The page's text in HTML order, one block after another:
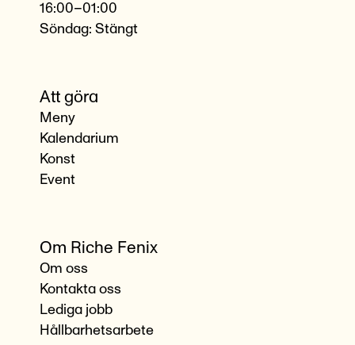
16:00–01:00
Söndag: Stängt
Att göra
Meny
Kalendarium
Konst
Event
Om Riche Fenix
Om oss
Kontakta oss
Lediga jobb
Hållbarhetsarbete